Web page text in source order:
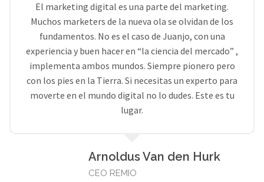
El marketing digital es una parte del marketing.
Muchos marketers de la nueva ola se olvidan de los
fundamentos. No es el caso de Juanjo, con una
experiencia y buen hacer en “la ciencia del mercado” ,
implementa ambos mundos. Siempre pionero pero
con los pies en la Tierra. Si necesitas un experto para
moverte en el mundo digital no lo dudes. Este es tu
lugar.
Arnoldus Van den Hurk
CEO REMIO